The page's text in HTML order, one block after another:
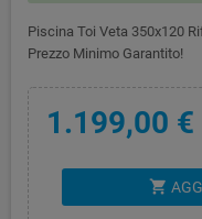
Piscina Toi Veta 350x120
Prezzo Minimo Garantito!
1.199,00 €
shopping_cart